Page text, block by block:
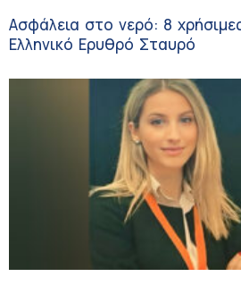
Ασφάλεια στο νερό: 8
Ελληνικό Ερυθρό Σταυρό